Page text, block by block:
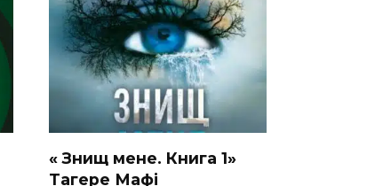
« Знищ мене. Книга 1»
Тагере Мафі